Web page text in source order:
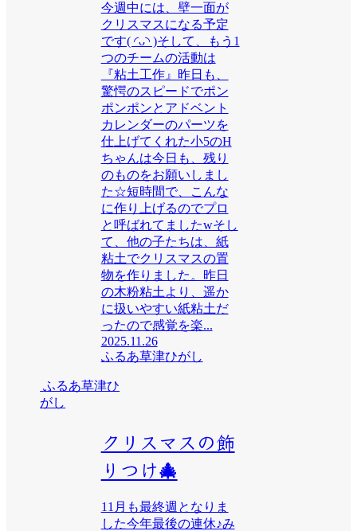
今週中には、壁一面が
クリスマスになる予定
です( ◜ᴗ◝ )そして、もう1
つのチームの活動は
『粘土工作』昨日も、
驚愕のスピードでポン
ポンポンとアドベント
カレンダーのパーツを
仕上げてくれた小5のH
ちゃんは今日も、残り
のものをお願いしまし
た☆短時間で、こんな
に作り上げるのでプロ
と呼ばれてましたwそし
て、他の子たちは、紙
粘土でクリスマスの置
物を作りました。昨日
の木粉粘土より、遥か
に扱いやすい紙粘土だ
ったので感覚を楽...
2025.11.26
ふるあ草津ひがし
ふるあ草津ひ
がし
クリスマスの飾
りつけ🎄
11月も最終週となりま
した今年最後の連休♪み